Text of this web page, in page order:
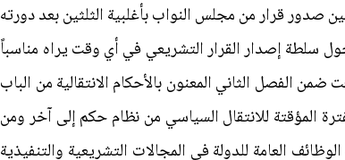
صدور قرار من مجلس النواب بأغلبية الثلثين بعد دورته
سلطة إصدار القرار التشريعي في أي وقت يراه مناسباً
الفصل الثاني المعنون بالأحكام الانتقالية من الباب
المؤقتة للانتقال السياسي من نظام حكم إلى آخر ومن
العامة للدولة في المجالات التشريعية والتنفيذية